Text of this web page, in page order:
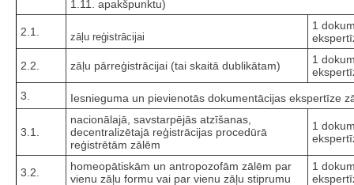
1.11. apakšpunktu)
2.1. zāļu reģistrācijai
1
2.2. zāļu pārreģistrācijai (tai skaitā dublikātam)
1
3.
Iesnieguma un pievienotās dokumentācijas ekspertīze
3.1.
nacionālajā, savstarpējās atzīšanas,
decentralizētajā reģistrācijas procedūrā
reģistrētām zālēm
1
3.2.
homeopātiskām un antropozofām zālēm par
vienu zāļu formu vai par vienu zāļu stiprumu
1